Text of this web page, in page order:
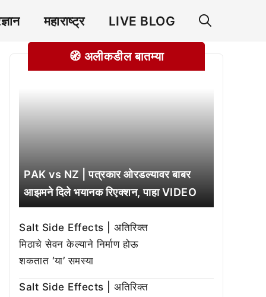
महाराष्ट्र LIVE BLOG
🧭 अलीकडील बातम्या
PAK vs NZ | पत्रकार ओरडल्यावर बाबर
आझमने दिले भयानक रिएक्शन, पाहा VIDEO
Salt Side Effects | अतिरिक्त
मिठाचे सेवन केल्याने निर्माण होऊ
शकतात ‘या’ समस्या
Salt Side Effects | अतिरिक्त